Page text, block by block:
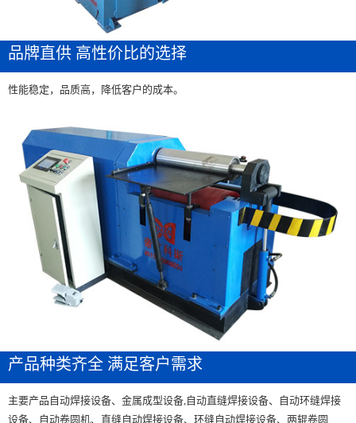
品牌直供 高性价比的选择
性能稳定，品质高，降低客户的成本。
产品种类齐全 满足客户需求
主要产品自动焊接设备、金属成型设备,自动直缝焊接设备、自动环缝焊接
设备、自动卷圆机、直缝自动焊接设备、环缝自动焊接设备、两辊卷圆